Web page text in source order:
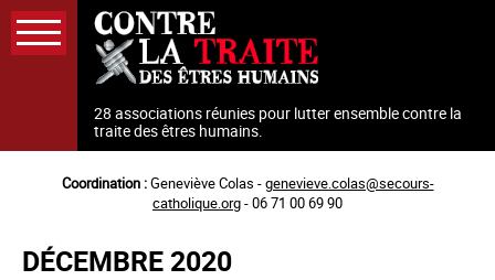
Aller
au
contenu
28 associations réunies pour lutter ensemble contre la
traite des êtres humains.
Coordination :Geneviève Colas -genevieve.colas@secours-
catholique.org- 06 71 00 69 90
DÉCEMBRE 2020